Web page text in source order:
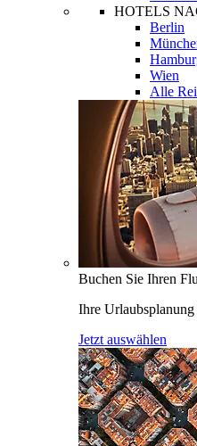
HOTELS
Berlin
Wien
Alle
Buchen Sie Ihren
Ihre
Jetzt auswählen